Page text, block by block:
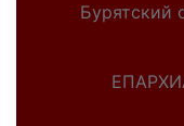
Бурятский